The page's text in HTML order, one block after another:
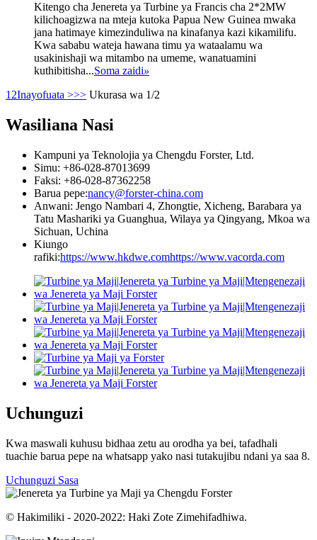
Kitengo cha Jenereta ya Turbine ya Francis cha 2*2MW
kilichoagizwa na mteja kutoka Papua New Guinea mwaka
jana hatimaye kimezinduliwa na kinafanya kazi kikamilifu.
Kwa sababu wateja hawana timu ya wataalamu wa
usakinishaji wa mitambo na umeme, wanatuamini
kuthibitisha...Soma zaidi»
12Inayofuata >>> Ukurasa wa 1/2
Wasiliana Nasi
Kampuni ya Teknolojia ya Chengdu Forster, Ltd.
Simu: +86-028-87013699
Faksi: +86-028-87362258
Barua pepe:nancy@forster-china.com
Anwani: Jengo Nambari 4, Zhongtie, Xicheng, Barabara ya
Tatu Mashariki ya Guanghua, Wilaya ya Qingyang, Mkoa wa
Sichuan, Uchina
Kiungo
rafiki:https://www.hkdwe.comhttps://www.vacorda.com
Uchunguzi
Kwa maswali kuhusu bidhaa zetu au orodha ya bei, tafadhali
tuachie barua pepe na whatsapp yako nasi tutakujibu ndani ya saa 8.
Uchunguzi Sasa
© Hakimiliki - 2020-2022: Haki Zote Zimehifadhiwa.